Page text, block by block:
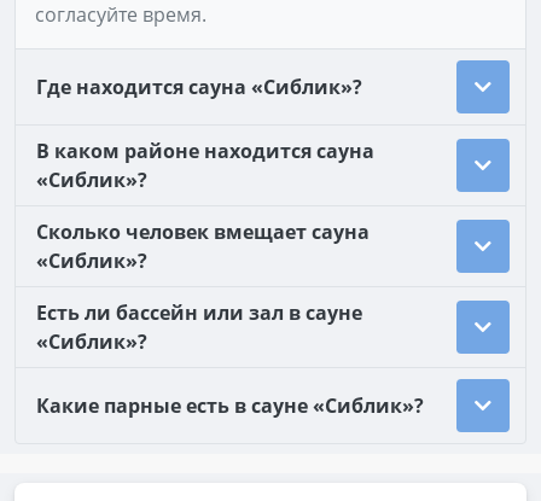
согласуйте время.
Где находится сауна «Сиблик»?
В каком районе находится сауна
«Сиблик»?
Сколько человек вмещает сауна
«Сиблик»?
Есть ли бассейн или зал в сауне
«Сиблик»?
Какие парные есть в сауне «Сиблик»?